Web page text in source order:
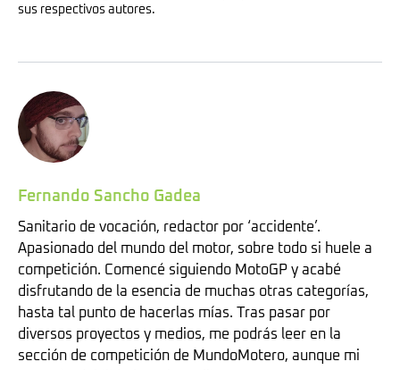
sus respectivos autores.
Fernando Sancho Gadea
Sanitario de vocación, redactor por ‘accidente’.
Apasionado del mundo del motor, sobre todo si huele a
competición. Comencé siguiendo MotoGP y acabé
disfrutando de la esencia de muchas otras categorías,
hasta tal punto de hacerlas mías. Tras pasar por
diversos proyectos y medios, me podrás leer en la
sección de competición de MundoMotero, aunque mi